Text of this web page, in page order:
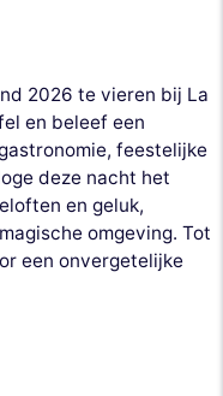
2026 te vieren bij La
en beleef een
feestelijke
deze nacht het
en geluk,
omgeving. Tot
een onvergetelijke